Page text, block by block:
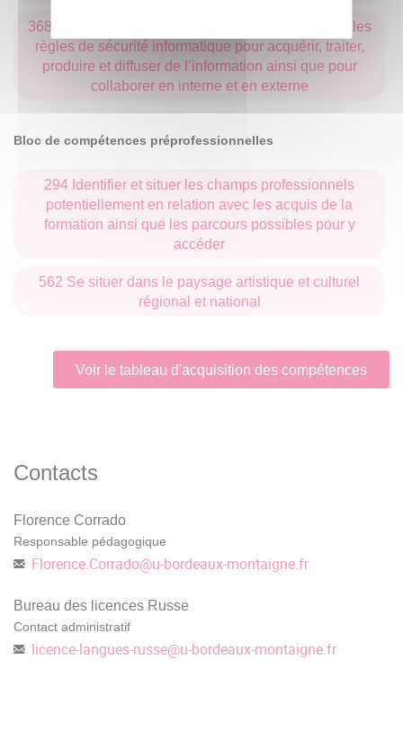
368 Maîtriser les outils numériques de référence et les
règles de sécurité informatique pour acquérir, traiter,
produire et diffuser de l’information ainsi que pour
collaborer en interne et en externe
Bloc de compétences préprofessionnelles
294 Identifier et situer les champs professionnels
potentiellement en relation avec les acquis de la
formation ainsi que les parcours possibles pour y
accéder
562 Se situer dans le paysage artistique et culturel
régional et national
Voir le tableau d'acquisition des compétences
Contacts
Florence Corrado
Responsable pédagogique
Florence.Corrado@u-bordeaux-montaigne.fr
Bureau des licences Russe
Contact administratif
licence-langues-russe@u-bordeaux-montaigne.fr